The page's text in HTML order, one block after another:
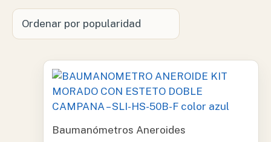
Baumanómetros Aneroides